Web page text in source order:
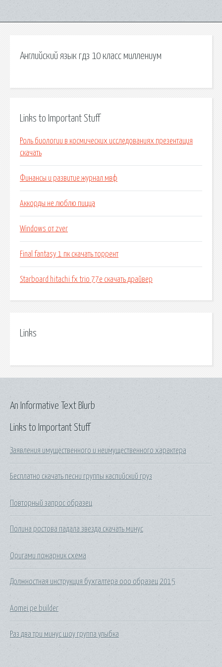
Английский язык гдз 10 класс миллениум
Links to Important Stuff
Роль биологии в космических исследованиях презентация
скачать
Финансы и развитие журнал мвф
Аккорды не люблю пицца
Windows от zver
Final fantasy 1 пк скачать торрент
Starboard hitachi fx trio 77e скачать драйвер
Links
Links to Important Stuff
Заявления имущественного и неимущественного характера
Бесплатно скачать песни группы каспийский груз
Повторный запрос образец
Полина ростова падала звезда скачать минус
Оригами пожарник схема
Должностная инструкция бухгалтера ооо образец 2015
Aomei pe builder
Раз два три минус шоу группа улыбка
An Informative Text Blurb